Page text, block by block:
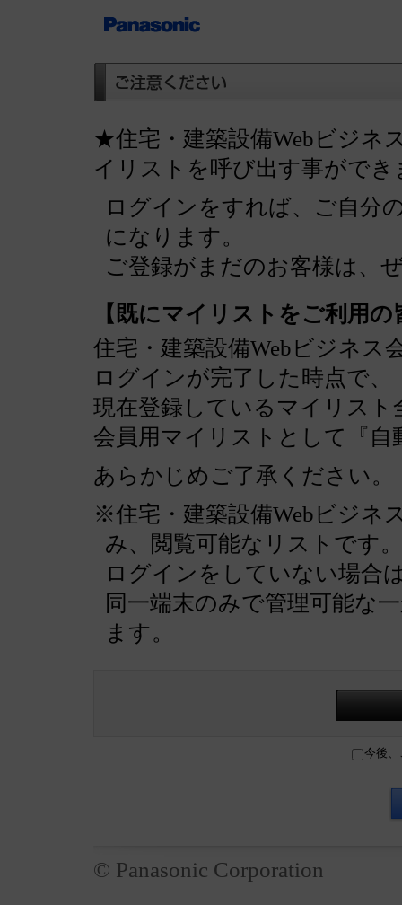
★住宅・建築設備Webビジネ
イリストを呼び出す事ができ
ログインをすれば、ご自分
になります。
ご登録がまだのお客様は、
【既にマイリストをご利用の
住宅・建築設備Webビジネス
ログインが完了した時点で、
現在登録しているマイリスト
会員用マイリストとして『
あらかじめご了承ください。
※住宅・建築設備Webビジネ
み、閲覧可能なリストです。
ログインをしていない場合
同一端末のみで管理可能な
ます。
今後、
© Panasonic Corporation